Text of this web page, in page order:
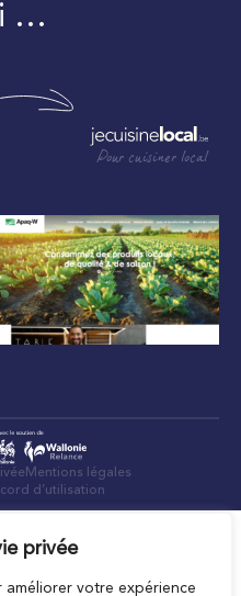
privée
améliorer votre expérience
…
Pour cuisiner local
Mentions légales
d’utilisation